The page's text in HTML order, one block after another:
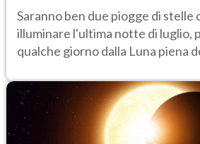
fine luglio 2026 da non
Saranno ben due piogge di stelle
illuminare l'ultima notte di luglio,
qualche giorno dalla Luna piena